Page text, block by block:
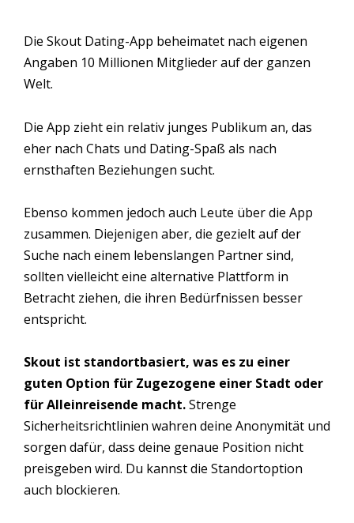
Die Skout Dating-App beheimatet nach eigenen
Angaben 10 Millionen Mitglieder auf der ganzen
Welt.
Die App zieht ein relativ junges Publikum an, das
eher nach Chats und Dating-Spaß als nach
ernsthaften Beziehungen sucht.
Ebenso kommen jedoch auch Leute über die App
zusammen. Diejenigen aber, die gezielt auf der
Suche nach einem lebenslangen Partner sind,
sollten vielleicht eine alternative Plattform in
Betracht ziehen, die ihren Bedürfnissen besser
entspricht.
Skout ist standortbasiert, was es zu einer
guten Option für Zugezogene einer Stadt oder
für Alleinreisende macht.Strenge
Sicherheitsrichtlinien wahren deine Anonymität und
sorgen dafür, dass deine genaue Position nicht
preisgeben wird. Du kannst die Standortoption
auch blockieren.